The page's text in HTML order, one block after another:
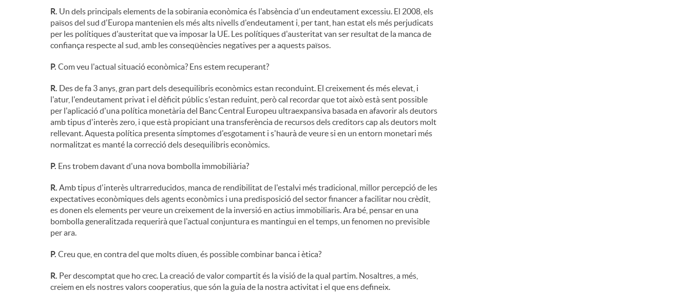
R. Un dels principals elements de la sobirania econòmica és l'absència d'un endeutament excessiu. El 2008, els
països del sud d'Europa mantenien els més alts nivells d'endeutament i, per tant, han estat els més perjudicats
per les polítiques d'austeritat que va imposar la UE. Les polítiques d'austeritat van ser resultat de la manca de
confiança respecte al sud, amb les conseqüències negatives per a aquests països.
P. Com veu l'actual situació econòmica? Ens estem recuperant?
R. Des de fa 3 anys, gran part dels desequilibris econòmics estan reconduint. El creixement és més elevat, i
l'atur, l'endeutament privat i el dèficit públic s'estan reduint, però cal recordar que tot això està sent possible
per l'aplicació d'una política monetària del Banc Central Europeu ultraexpansiva basada en afavorir als deutors
amb tipus d'interès zero, i que està propiciant una transferència de recursos dels creditors cap als deutors molt
rellevant. Aquesta política presenta símptomes d'esgotament i s'haurà de veure si en un entorn monetari més
normalitzat es manté la correcció dels desequilibris econòmics.
P. Ens trobem davant d'una nova bombolla immobiliària?
R. Amb tipus d'interès ultrarreducidos, manca de rendibilitat de l'estalvi més tradicional, millor percepció de les
expectatives econòmiques dels agents econòmics i una predisposició del sector financer a facilitar nou crèdit,
es donen els elements per veure un creixement de la inversió en actius immobiliaris. Ara bé, pensar en una
bombolla generalitzada requerirà que l'actual conjuntura es mantingui en el temps, un fenomen no previsible
per ara.
P. Creu que, en contra del que molts diuen, és possible combinar banca i ètica?
R. Per descomptat que ho crec. La creació de valor compartit és la visió de la qual partim. Nosaltres, a més,
creiem en els nostres valors cooperatius, que són la guia de la nostra activitat i el que ens defineix.